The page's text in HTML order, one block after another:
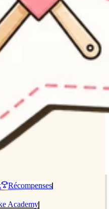
Récompenses
Academy